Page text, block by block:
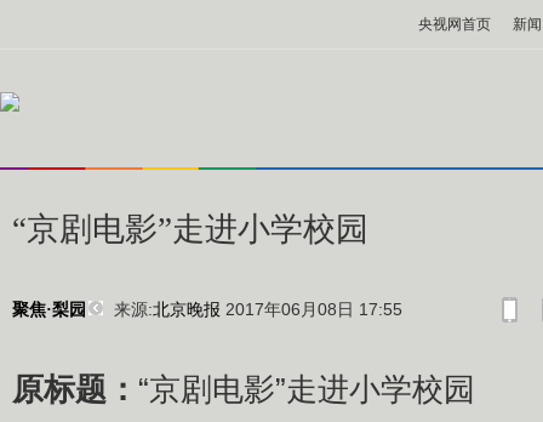
央视网首页 新闻
“京剧电影”走进小学校园
聚焦·梨园 来源:北京晚报 2017年06月08日 17:55
原标题： “京剧电影”走进小学校园